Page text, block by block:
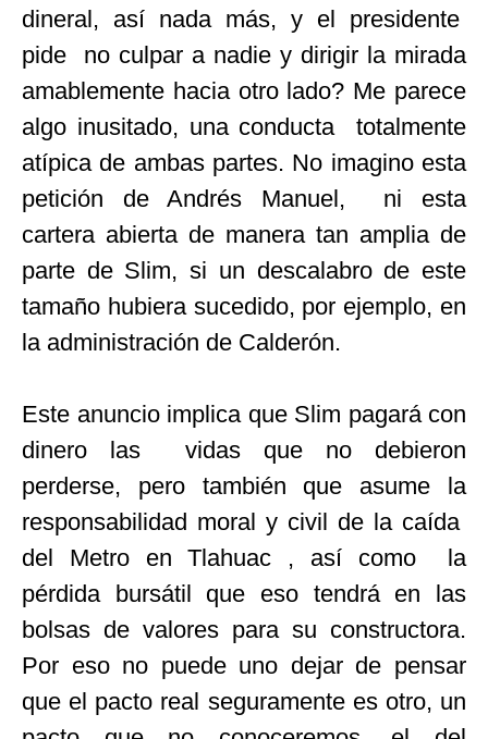
dineral, así nada más, y el presidente
pide no culpar a nadie y dirigir la mirada
amablemente hacia otro lado? Me parece
algo inusitado, una conducta totalmente
atípica de ambas partes. No imagino esta
petición de Andrés Manuel, ni esta
cartera abierta de manera tan amplia de
parte de Slim, si un descalabro de este
tamaño hubiera sucedido, por ejemplo, en
la administración de Calderón.
Este anuncio implica que Slim pagará con
dinero las vidas que no debieron
perderse, pero también que asume la
responsabilidad moral y civil de la caída
del Metro en Tlahuac , así como la
pérdida bursátil que eso tendrá en las
bolsas de valores para su constructora.
Por eso no puede uno dejar de pensar
que el pacto real seguramente es otro, un